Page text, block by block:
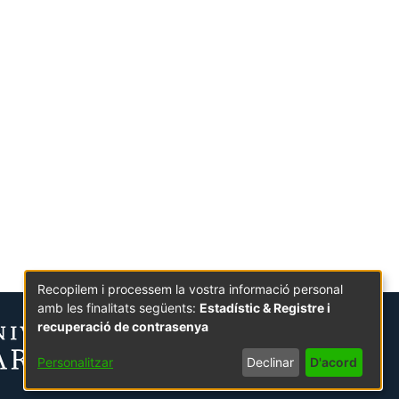
Recopilem i processem la vostra informació personal
amb les finalitats següents: Estadístic & Registre i
recuperació de contrasenya
Personalitzar Declinar D'acord